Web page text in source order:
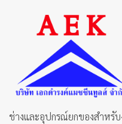
ช่างและอุปกรณ์ยกของสำหรั